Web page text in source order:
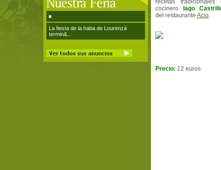
La fiesta de la haba de Lourenzá
termin&...
recetas tradicionales
cocinero
Iago
del restaurante Acio.
Precio: 12 euros